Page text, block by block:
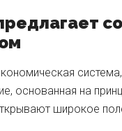
основанная на
широкое